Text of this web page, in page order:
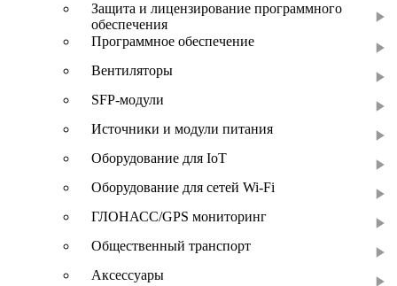
Защита и лицензирование программного
обеспечения
Программное обеспечение
Вентиляторы
SFP-модули
Источники и модули питания
Оборудование для IoT
Оборудование для сетей Wi-Fi
ГЛОНАСС/GPS мониторинг
Общественный транспорт
Аксессуары